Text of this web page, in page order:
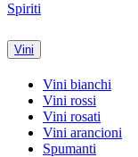
Spiriti
Vini
Vini bianchi
Vini rossi
Vini rosati
Vini arancioni
Spumanti